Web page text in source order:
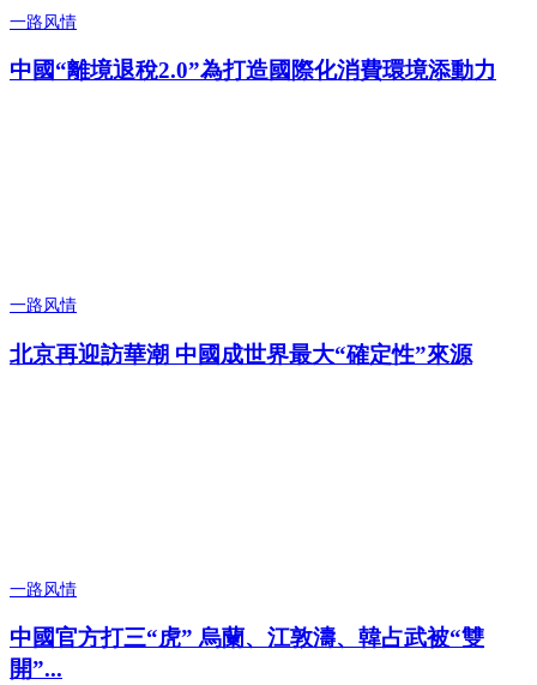
一路风情
中國“離境退稅2.0”為打造國際化消費環境添動力
一路风情
北京再迎訪華潮 中國成世界最大“確定性”來源
一路风情
中國官方打三“虎” 烏蘭、江敦濤、韓占武被“雙
開”...